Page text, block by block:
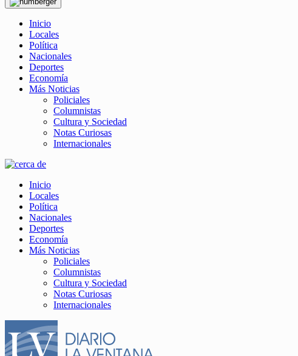
Inicio
Locales
Política
Nacionales
Deportes
Economía
Más Noticias
Policiales
Columnistas
Cultura y Sociedad
Notas Curiosas
Internacionales
Inicio
Locales
Política
Nacionales
Deportes
Economía
Más Noticias
Policiales
Columnistas
Cultura y Sociedad
Notas Curiosas
Internacionales